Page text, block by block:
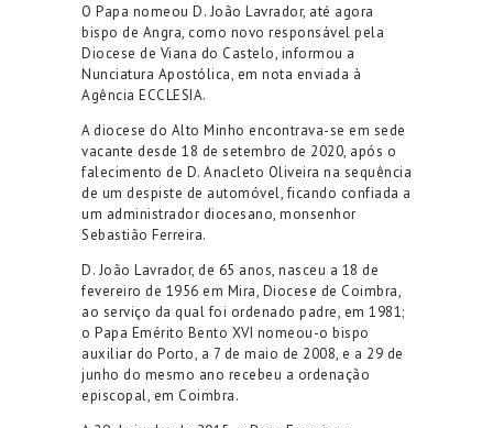
O Papa nomeou D. João Lavrador, até agora
bispo de Angra, como novo responsável pela
Diocese de Viana do Castelo, informou a
Nunciatura Apostólica, em nota enviada à
Agência ECCLESIA.
A diocese do Alto Minho encontrava-se em sede
vacante desde 18 de setembro de 2020, após o
falecimento de D. Anacleto Oliveira na sequência
de um despiste de automóvel, ficando confiada a
um administrador diocesano, monsenhor
Sebastião Ferreira.
D. João Lavrador, de 65 anos, nasceu a 18 de
fevereiro de 1956 em Mira, Diocese de Coimbra,
ao serviço da qual foi ordenado padre, em 1981;
o Papa Emérito Bento XVI nomeou-o bispo
auxiliar do Porto, a 7 de maio de 2008, e a 29 de
junho do mesmo ano recebeu a ordenação
episcopal, em Coimbra.